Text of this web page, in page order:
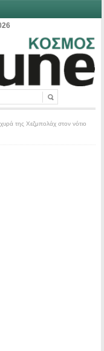
της Χεζμπολάχ στον νότιο